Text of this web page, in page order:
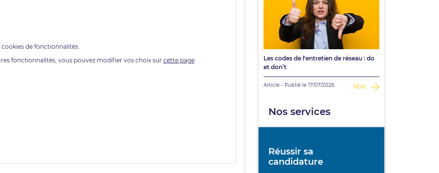
Les codes de l'entretien de réseau : do
et don’t
Article - Publié le 17/07/2026 Voir
Nos services
Réussir sa
candidature